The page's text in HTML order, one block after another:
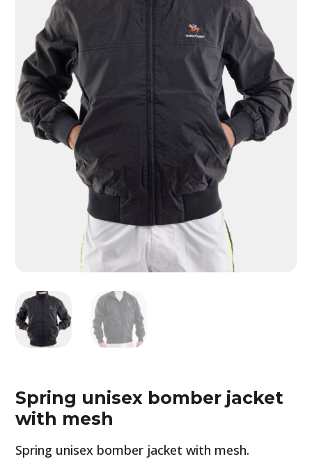
Spring unisex bomber jacket
with mesh
Spring unisex bomber jacket with mesh.